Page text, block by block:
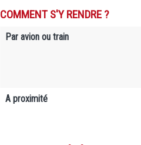
COMMENT S'Y RENDRE ?
Par avion ou train
A proximité